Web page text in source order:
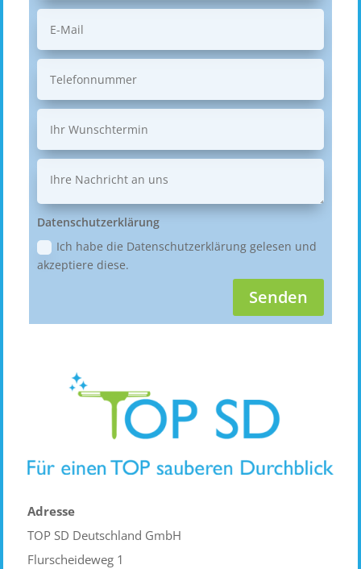
Datenschutzerklärung
Ich habe die Datenschutzerklärung gelesen und
akzeptiere diese.
Senden
Adresse
TOP SD Deutschland GmbH
Flurscheideweg 1